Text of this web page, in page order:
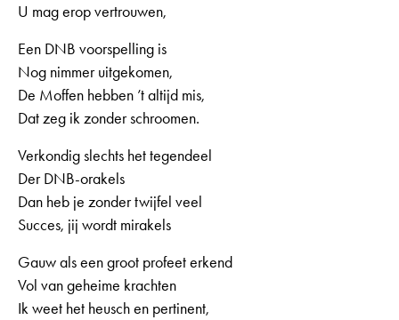
U mag erop vertrouwen,
Een DNB voorspelling is
Nog nimmer uitgekomen,
De Moffen hebben ’t altijd mis,
Dat zeg ik zonder schroomen.
Verkondig slechts het tegendeel
Der DNB-orakels
Dan heb je zonder twijfel veel
Succes, jij wordt mirakels
Gauw als een groot profeet erkend
Vol van geheime krachten
Ik weet het heusch en pertinent,